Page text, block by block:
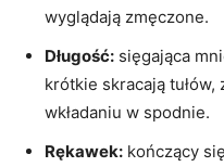
wyglądają zmęczone.
Długość: sięgająca
krótkie skracają tułów,
wkładaniu w spodnie.
Rękawek: kończący